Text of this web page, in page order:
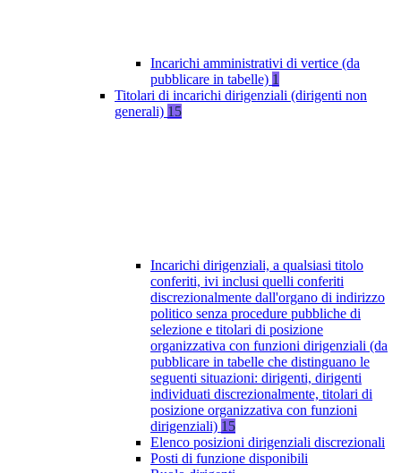
Incarichi amministrativi di vertice (da
pubblicare in tabelle) 1
Titolari di incarichi dirigenziali (dirigenti non
generali) 15
Incarichi dirigenziali, a qualsiasi titolo
conferiti, ivi inclusi quelli conferiti
discrezionalmente dall'organo di indirizzo
politico senza procedure pubbliche di
selezione e titolari di posizione
organizzativa con funzioni dirigenziali (da
pubblicare in tabelle che distinguano le
seguenti situazioni: dirigenti, dirigenti
individuati discrezionalmente, titolari di
posizione organizzativa con funzioni
dirigenziali) 15
Elenco posizioni dirigenziali discrezionali
Posti di funzione disponibili